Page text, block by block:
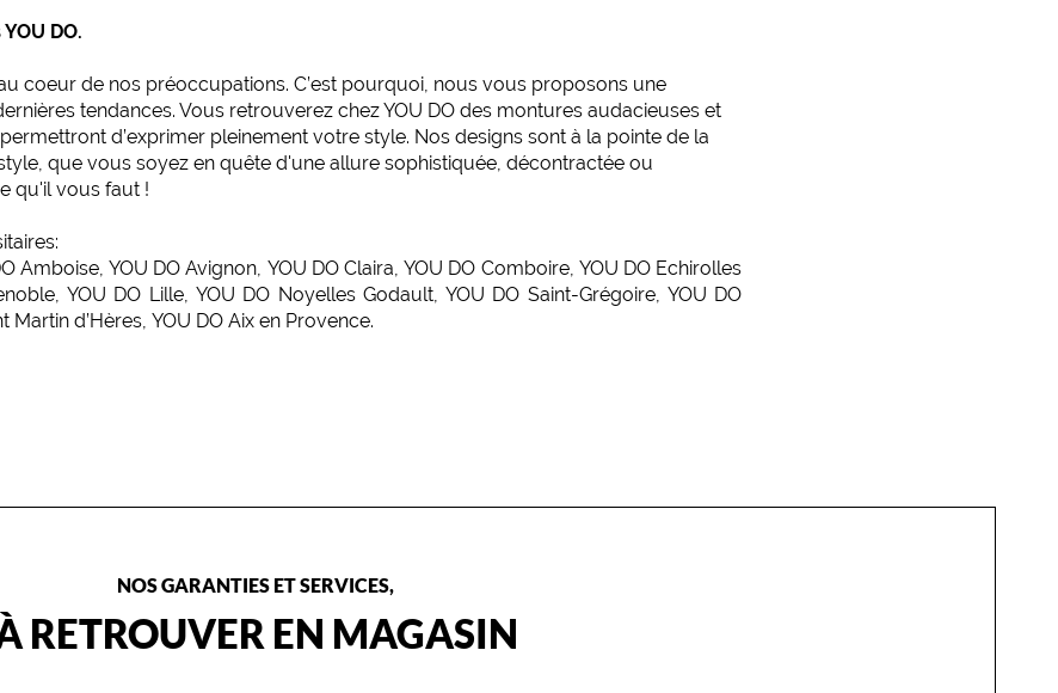
DO.
coeur de nos préoccupations. C’est pourquoi, nous vous proposons une
tendances. Vous retrouverez chez YOU DO des montures audacieuses et
d’exprimer pleinement votre style. Nos designs sont à la pointe de la
que vous soyez en quête d'une allure sophistiquée, décontractée ou
qu'il vous faut !
Amboise, YOU DO Avignon, YOU DO Claira,YOU DO Comboire, YOU DO Echirolles
,YOU DO Lille,YOU DO Noyelles Godault,YOU DO Saint-Grégoire,YOU DO
Martin d’Hères, YOU DO Aix en Provence.
NOS GARANTIES ET SERVICES,
RETROUVER EN MAGASIN